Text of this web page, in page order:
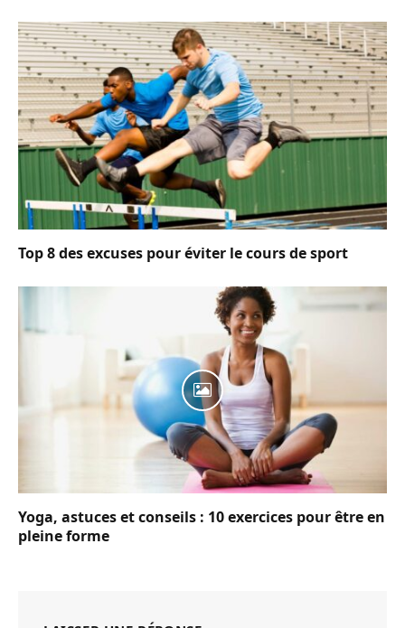
Top 8 des excuses pour éviter le cours de sport
Yoga, astuces et conseils : 10 exercices pour être en
pleine forme